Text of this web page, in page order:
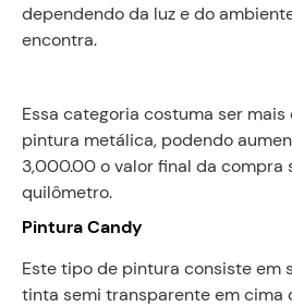
dependendo da luz e do
encontra.
Essa categoria costuma ser mais
pintura metálica, podendo
3,000.00 o valor final da compra
quilômetro.
Pintura Candy
Este tipo de pintura consiste em
tinta semi transparente em cima